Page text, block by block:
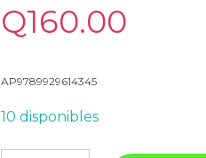
Q160.00
AP9789929614345
10 disponibles